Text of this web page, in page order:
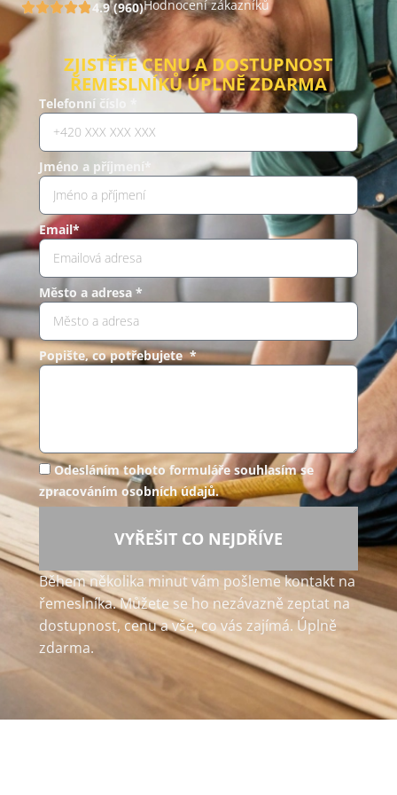
4.9 (960)Hodnocení zákazníků
ZJISTĚTE CENU A DOSTUPNOST
ŘEMESLNÍKŮ ÚPLNĚ ZDARMA
Telefonní číslo *
Jméno a příjmení*
Email*
Město a adresa *
Popište, co potřebujete *
Odesláním tohoto formuláře souhlasím se
zpracováním osobních údajů.
VYŘEŠIT CO NEJDŘÍVE
Během několika minut vám pošleme kontakt na
řemeslníka. Můžete se ho nezávazně zeptat na
dostupnost, cenu a vše, co vás zajímá. Úplně
zdarma.